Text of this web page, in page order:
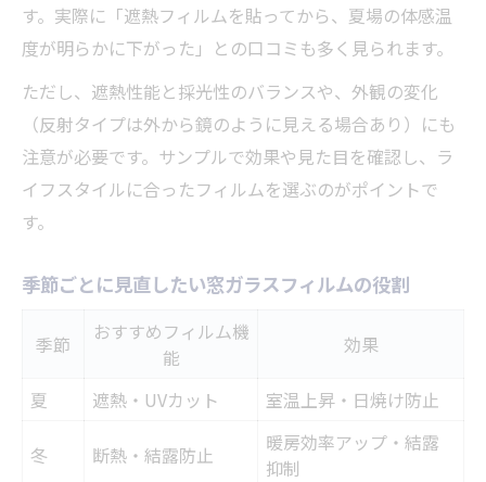
す。実際に「遮熱フィルムを貼ってから、夏場の体感温
度が明らかに下がった」との口コミも多く見られます。
ただし、遮熱性能と採光性のバランスや、外観の変化
（反射タイプは外から鏡のように見える場合あり）にも
注意が必要です。サンプルで効果や見た目を確認し、ラ
イフスタイルに合ったフィルムを選ぶのがポイントで
す。
季節ごとに見直したい窓ガラスフィルムの役割
季節
おすすめフィルム機
能
効果
夏 遮熱・UVカット 室温上昇・日焼け防止
冬 断熱・結露防止
暖房効率アップ・結露
抑制